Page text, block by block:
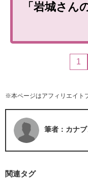
「岩城さん
1
※本ページはアフィリエイト
筆者：カナ
関連タグ